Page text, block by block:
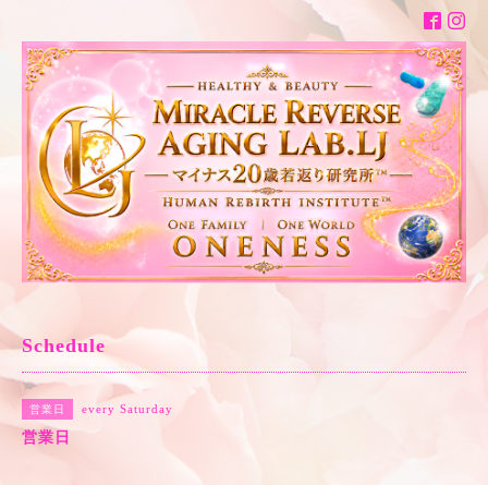
Schedule
営業日 every Saturday
営業日